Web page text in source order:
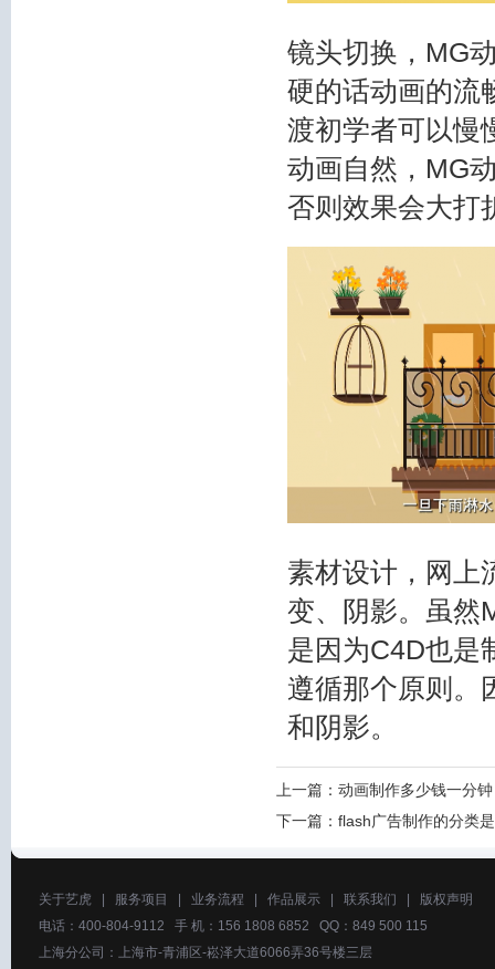
镜头切换，MG
硬的话动画的流
渡初学者可以慢
动画自然，MG
否则效果会大打
素材设计，网上
变、阴影。虽然
是因为C4D也是
遵循那个原则。
和阴影。
上一篇： 动画制作多少钱一分
下一篇： flash广告制作的分类
关于艺虎 服务项目 业务流程 作品展示 联系我们
版权声明
电话：400-804-9112 手 机：156 1808 6852 QQ：849 500 115
上海分公司：上海市-青浦区-崧泽大道6066弄36号楼三层